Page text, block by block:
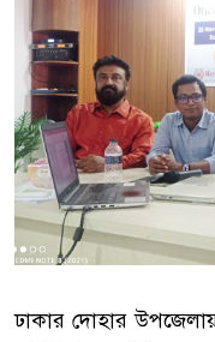
ঢাকার দোহার